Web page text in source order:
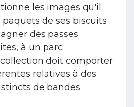
les images qu'il
de ses biscuits
des passes
à un parc
collection doit comporter
relatives à des
de bandes